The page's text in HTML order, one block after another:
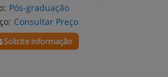
Pós-graduação
Consultar Preço
Solicite informação